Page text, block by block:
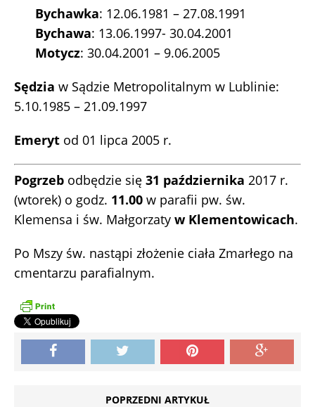
Bychawka: 12.06.1981 – 27.08.1991
Bychawa: 13.06.1997- 30.04.2001
Motycz: 30.04.2001 – 9.06.2005
Sędzia w Sądzie Metropolitalnym w Lublinie:
5.10.1985 – 21.09.1997
Emeryt od 01 lipca 2005 r.
Pogrzeb odbędzie się 31 października 2017 r.
(wtorek) o godz. 11.00 w parafii pw. św.
Klemensa i św. Małgorzaty w Klementowicach.
Po Mszy św. nastąpi złożenie ciała Zmarłego na
cmentarzu parafialnym.
POPRZEDNI ARTYKUŁ